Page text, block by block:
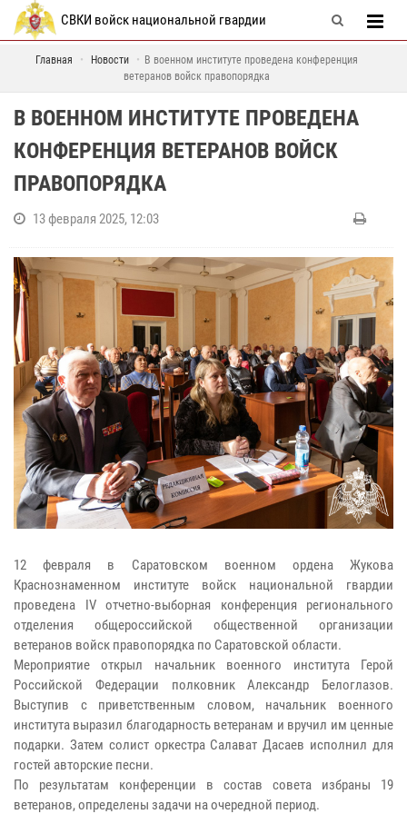
СВКИ войск национальной гвардии
Главная Новости
В военном институте проведена конференция
ветеранов войск правопорядка
В ВОЕННОМ ИНСТИТУТЕ ПРОВЕДЕНА
КОНФЕРЕНЦИЯ ВЕТЕРАНОВ ВОЙСК
ПРАВОПОРЯДКА
13 февраля 2025, 12:03
12 февраля в Саратовском военном ордена Жукова
Краснознаменном институте войск национальной гвардии
проведена IV отчетно-выборная конференция регионального
отделения общероссийской общественной организации
ветеранов войск правопорядка по Саратовской области.
Мероприятие открыл начальник военного института Герой
Российской Федерации полковник Александр Белоглазов.
Выступив с приветственным словом, начальник военного
института выразил благодарность ветеранам и вручил им ценные
подарки. Затем солист оркестра Салават Дасаев исполнил для
гостей авторские песни.
По результатам конференции в состав совета избраны 19
ветеранов, определены задачи на очередной период.